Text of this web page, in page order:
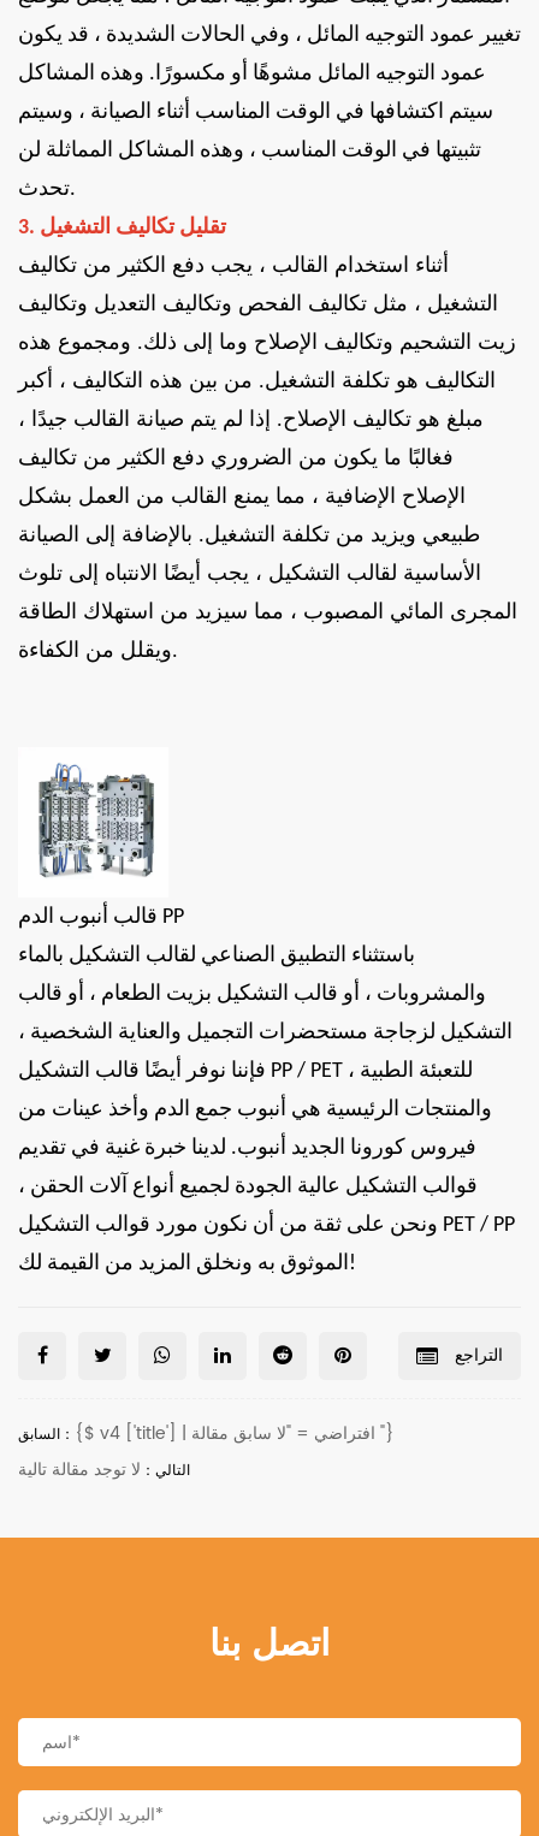
تغيير عمود التوجيه المائل ، وفي الحالات الشديدة ، قد يكون
عمود التوجيه المائل مشوهًا أو مكسورًا. وهذه المشاكل
سيتم اكتشافها في الوقت المناسب أثناء الصيانة ، وسيتم
تثبيتها في الوقت المناسب ، وهذه المشاكل المماثلة لن
تحدث.
3. تقليل تكاليف التشغيل
أثناء استخدام القالب ، يجب دفع الكثير من تكاليف
التشغيل ، مثل تكاليف الفحص وتكاليف التعديل وتكاليف
زيت التشحيم وتكاليف الإصلاح وما إلى ذلك. ومجموع هذه
التكاليف هو تكلفة التشغيل. من بين هذه التكاليف ، أكبر
مبلغ هو تكاليف الإصلاح. إذا لم يتم صيانة القالب جيدًا ،
فغالبًا ما يكون من الضروري دفع الكثير من تكاليف
الإصلاح الإضافية ، مما يمنع القالب من العمل بشكل
طبيعي ويزيد من تكلفة التشغيل. بالإضافة إلى الصيانة
الأساسية لقالب التشكيل ، يجب أيضًا الانتباه إلى تلوث
المجرى المائي المصبوب ، مما سيزيد من استهلاك الطاقة
ويقلل من الكفاءة.
قالب أنبوب الدم PP
باستثناء التطبيق الصناعي لقالب التشكيل بالماء
والمشروبات ، أو قالب التشكيل بزيت الطعام ، أو قالب
التشكيل لزجاجة مستحضرات التجميل والعناية الشخصية ،
فإننا نوفر أيضًا قالب التشكيل PP / PET للتعبئة الطبية ،
والمنتجات الرئيسية هي أنبوب جمع الدم وأخذ عينات من
فيروس كورونا الجديد أنبوب. لدينا خبرة غنية في تقديم
قوالب التشكيل عالية الجودة لجميع أنواع آلات الحقن ،
ونحن على ثقة من أن نكون مورد قوالب التشكيل PET / PP
الموثوق به ونخلق المزيد من القيمة لك!
التراجع
السابق： {$ v4 ['title'] | افتراضي = "لا سابق مقالة "}
التالي： لا توجد مقالة تالية
اتصل بنا